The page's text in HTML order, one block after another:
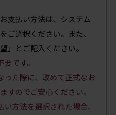
支払い方法は、システム
をご選択ください。また、
」とご記入ください。
です。
った際に、改めて正式なお
すのでご安心ください。
方法を選択された場合、